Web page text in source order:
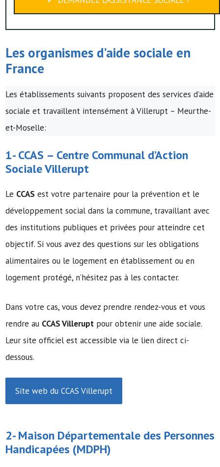
Les organismes d’aide sociale en
France
Les établissements suivants proposent des services d’aide
sociale et travaillent intensément à Villerupt – Meurthe-
et-Moselle:
1-CCAS – Centre Communal d’Action
SocialeVillerupt
Le CCAS est votre partenaire pour la prévention et le
développement social dans la commune, travaillant avec
des institutions publiques et privées pour atteindre cet
objectif. Si vous avez des questions sur les obligations
alimentaires ou le logement en établissement ou en
logement protégé, n’hésitez pas à les contacter.
Dans votre cas, vous devez prendre rendez-vous et vous
rendre au CCAS Villerupt pour obtenir une aide sociale.
Leur site officiel est accessible via le lien direct ci-
dessous.
Site web du CCAS Villerupt
2-Maison Départementale des Personnes
Handicapées (MDPH)